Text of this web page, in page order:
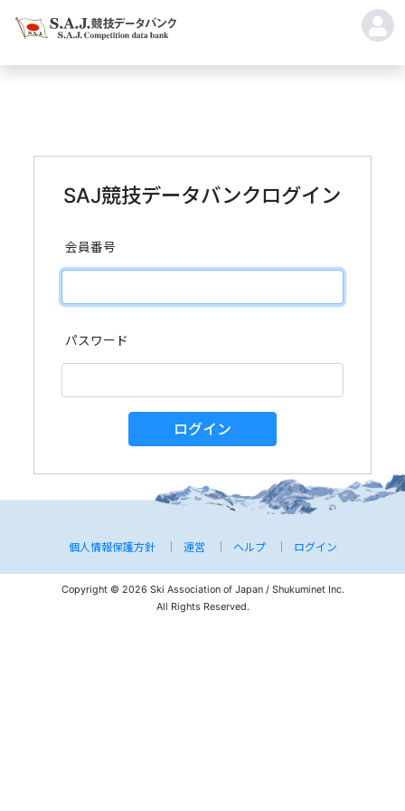
SAJ競技データバンクログイン
会員番号
パスワード
ログイン
個人情報保護方針 運営 ヘルプ ログイン
Copyright © 2026 Ski Association of Japan / Shukuminet Inc.
All Rights Reserved.